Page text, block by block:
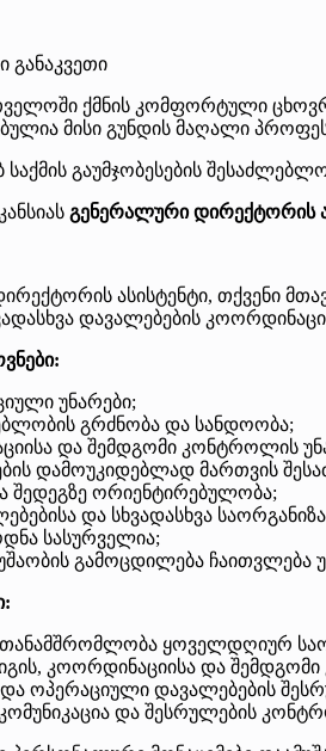
განაკვეთი
ქმნის კომფორტული
მისი გუნდის მაღალი
გაუმჯობესების
გენერალური დირექტორის
ასისტენტი, თქვენი
დავალებების
უნარები;
გრძნობა და სანდოობა;
და შემდგომი კონტროლის
დამოუკიდებლად მართვის
შედეგზე ორიენტირებულობა;
და სხვადასხვა
სასურველია;
გამოცდილება ჩაითვლება
ყოველდღიურ
კოორდინაციისა და შემდგომი
ოპერაციული დავალებების
და შესრულების